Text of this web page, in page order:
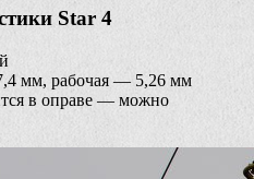
Star 4
мм, рабочая — 5,26 мм
в оправе — можно